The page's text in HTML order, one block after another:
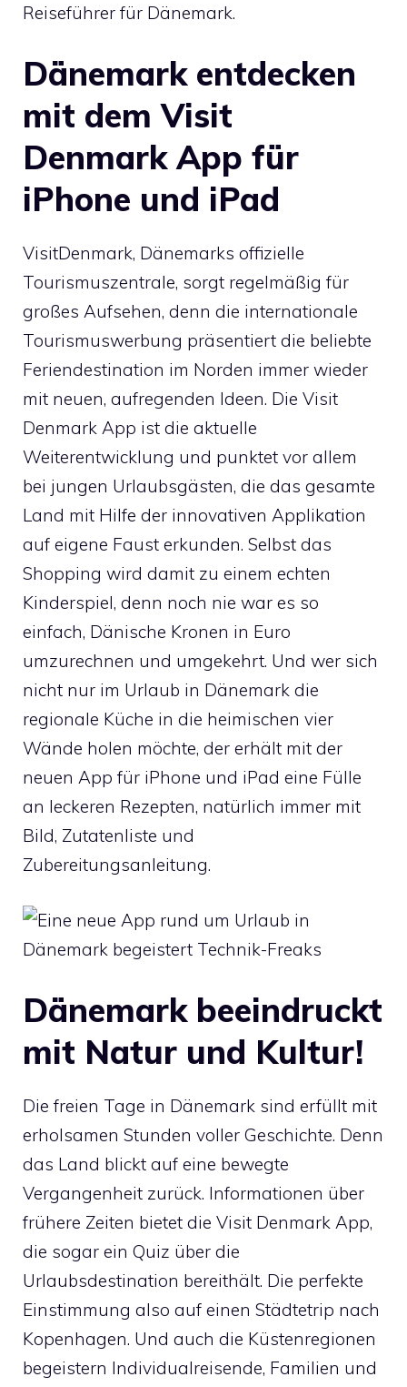
Reiseführer für Dänemark.
Dänemark entdecken
mit dem Visit
Denmark App für
iPhone und iPad
VisitDenmark, Dänemarks offizielle
Tourismuszentrale, sorgt regelmäßig für
großes Aufsehen, denn die internationale
Tourismuswerbung präsentiert die beliebte
Feriendestination im Norden immer wieder
mit neuen, aufregenden Ideen. Die Visit
Denmark App ist die aktuelle
Weiterentwicklung und punktet vor allem
bei jungen Urlaubsgästen, die das gesamte
Land mit Hilfe der innovativen Applikation
auf eigene Faust erkunden. Selbst das
Shopping wird damit zu einem echten
Kinderspiel, denn noch nie war es so
einfach, Dänische Kronen in Euro
umzurechnen und umgekehrt. Und wer sich
nicht nur im Urlaub in Dänemark die
regionale Küche in die heimischen vier
Wände holen möchte, der erhält mit der
neuen App für iPhone und iPad eine Fülle
an leckeren Rezepten, natürlich immer mit
Bild, Zutatenliste und
Zubereitungsanleitung.
Dänemark beeindruckt
mit Natur und Kultur!
Die freien Tage in Dänemark sind erfüllt mit
erholsamen Stunden voller Geschichte. Denn
das Land blickt auf eine bewegte
Vergangenheit zurück. Informationen über
frühere Zeiten bietet die Visit Denmark App,
die sogar ein Quiz über die
Urlaubsdestination bereithält. Die perfekte
Einstimmung also auf einen Städtetrip nach
Kopenhagen. Und auch die Küstenregionen
begeistern Individualreisende, Familien und